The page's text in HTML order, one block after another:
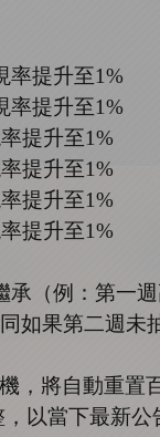
率提升至1%
率提升至1%
提升至1%
提升至1%
提升至1%
提升至1%
承（例：第一
如果第二週未
機，將自動重置
以當下最新公